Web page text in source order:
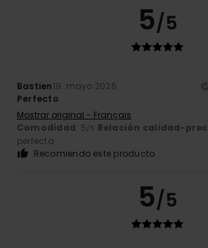
5/5
Bastien19. mayo 2026
Perfecto
Mostrar original - Français
Comodidad: 5/5 Relación calidad-
perfecta
Recomiendo este producto
5/5